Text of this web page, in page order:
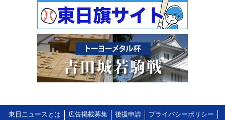
東日ニュースとは 広告掲載募集 後援申請
プライバシーポリシー